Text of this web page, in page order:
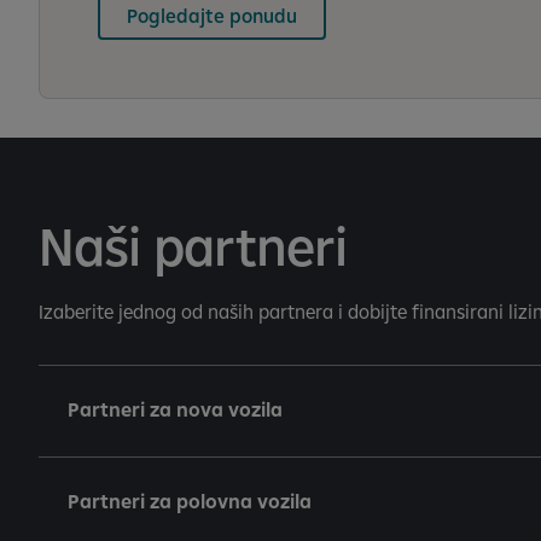
Pogledajte ponudu
Naši partneri
Izaberite jednog od naših partnera i dobijte finansirani
Partneri za nova vozila
Partneri za polovna vozila